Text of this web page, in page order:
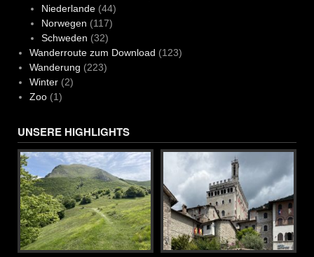
Niederlande(44)
Norwegen (117)
Schweden (32)
Wanderroute zum Download (123)
Wanderung (223)
Winter(2)
Zoo(1)
UNSERE HIGHLIGHTS